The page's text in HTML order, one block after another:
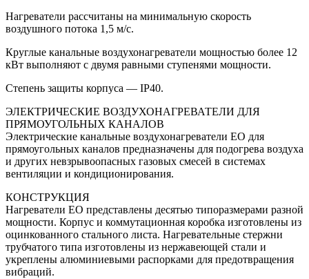
Нагреватели рассчитаны на минимальную скорость
воздушного потока 1,5 м/с.
Круглые канальные воздухонагреватели мощностью более 12
кВт выполняют с двумя равными ступенями мощности.
Степень защиты корпуса — IP40.
ЭЛЕКТРИЧЕСКИЕ ВОЗДУХОНАГРЕВАТЕЛИ ДЛЯ
ПРЯМОУГОЛЬНЫХ КАНАЛОВ
Электрические канальные воздухонагреватели ЕО для
прямоугольных каналов предназначены для подогрева воздуха
и других невзрывоопасных газовых смесей в системах
вентиляции и кондиционирования.
КОНСТРУКЦИЯ
Нагреватели ЕО представлены десятью типоразмерами разной
мощности. Корпус и коммутационная коробка изготовлены из
оцинкованного стального листа. Нагревательные стержни
трубчатого типа изготовлены из нержавеющей стали и
укреплены алюминиевыми распорками для предотвращения
вибраций.